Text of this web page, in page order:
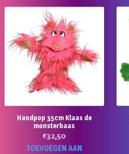
Handpop 35cm Klaas de
monsterbaas
€32,50
TOEVOEGEN AAN